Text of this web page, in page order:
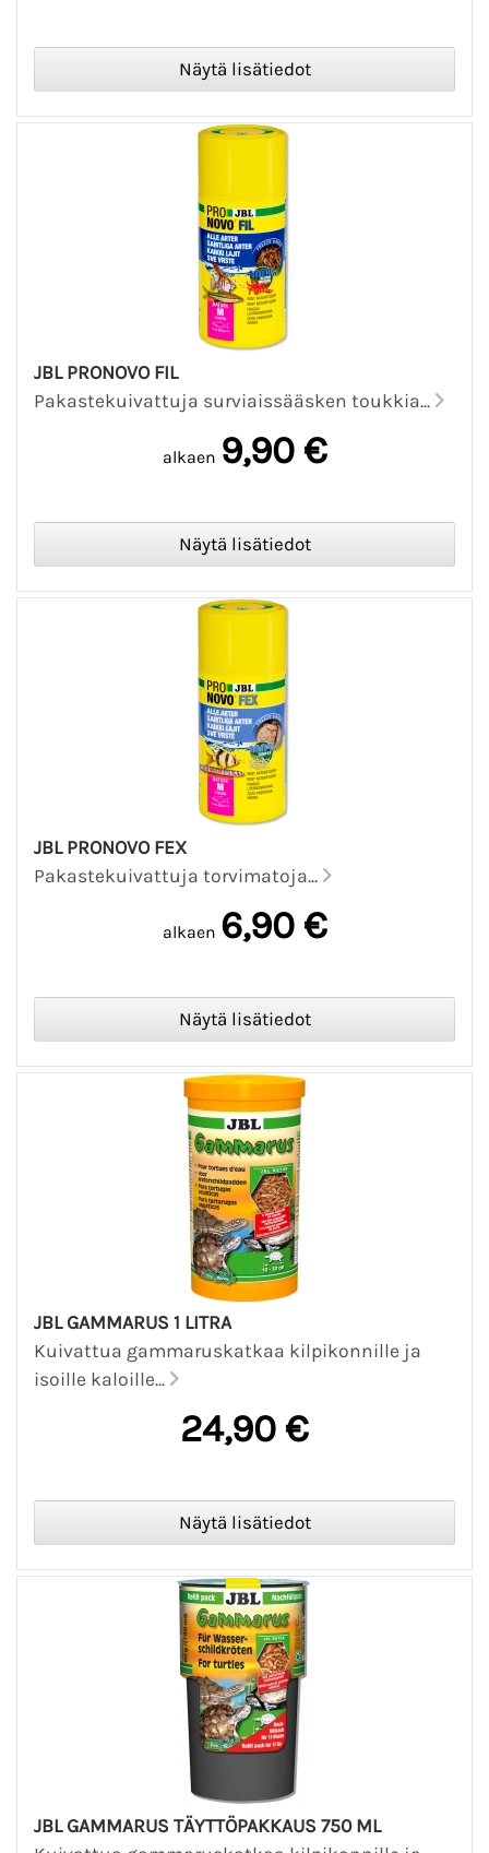
JBL PRONOVO FIL
Pakastekuivattuja surviaissääsken toukkia...
alkaen 9,90 €
JBL PRONOVO FEX
Pakastekuivattuja torvimatoja...
alkaen 6,90 €
JBL GAMMARUS 1 LITRA
Kuivattua gammaruskatkaa kilpikonnille ja
isoille kaloille...
24,90 €
JBL GAMMARUS TÄYTTÖPAKKAUS 750 ML